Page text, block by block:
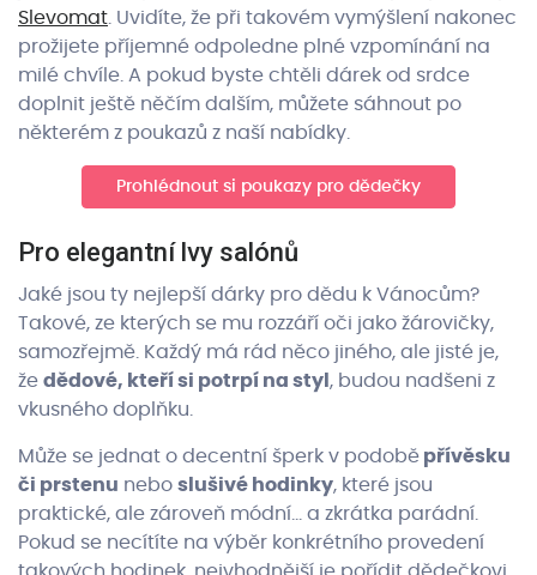
Slevomat . Uvidíte, že při takovém vymýšlení nakonec
prožijete příjemné odpoledne plné vzpomínání na
milé chvíle. A pokud byste chtěli dárek od srdce
doplnit ještě něčím dalším, můžete sáhnout po
některém z poukazů z naší nabídky.
Prohlédnout si poukazy pro dědečky
Pro elegantní lvy salónů
Jaké jsou ty nejlepší dárky pro dědu k Vánocům?
Takové, ze kterých se mu rozzáří oči jako žárovičky,
samozřejmě. Každý má rád něco jiného, ale jisté je,
že dědové, kteří si potrpí na styl , budou nadšeni z
vkusného doplňku.
Může se jednat o decentní šperk v podobě přívěsku
či prstenu nebo slušivé hodinky, které jsou
praktické, ale zároveň módní… a zkrátka parádní.
Pokud se necítíte na výběr konkrétního provedení
takových hodinek, nejvhodnější je pořídit dědečkovi